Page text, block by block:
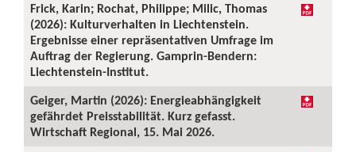
Frick, Karin; Rochat, Philippe; Milic, Thomas
(2026): Kulturverhalten in Liechtenstein.
Ergebnisse einer repräsentativen Umfrage im
Auftrag der Regierung. Gamprin-Bendern:
Liechtenstein-Institut.
Geiger, Martin (2026): Energieabhängigkeit
gefährdet Preisstabilität. Kurz gefasst.
Wirtschaft Regional, 15. Mai 2026.